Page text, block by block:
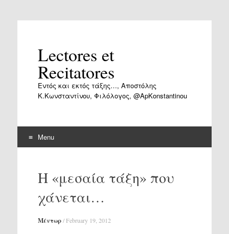
Lectores et
Recitatores
Εντός και εκτός τάξης…, Αποστόλης
Κ.Κωνσταντίνου, Φιλόλογος, @ApKonstantinou
Menu
contentΗ «μεσαία τάξη» που
χάνεται…
Μέντωρ/February 19, 2012